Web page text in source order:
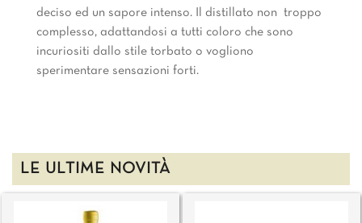
deciso ed un sapore intenso. Il distillato non  troppo
complesso, adattandosi a tutti coloro che sono
incuriositi dallo stile torbato o vogliono
sperimentare sensazioni forti.
LE ULTIME NOVITÀ